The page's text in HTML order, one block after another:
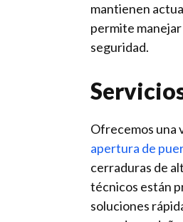
mantienen
permite
seguridad.
Ofrecemos una
apertura de
cerraduras de
técnicos están
soluciones